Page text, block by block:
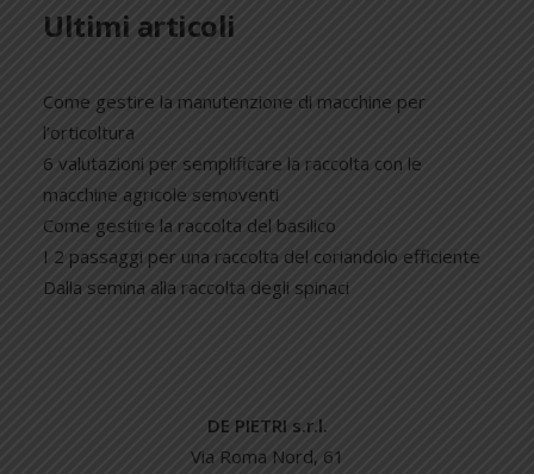
Ultimi articoli
Come gestire la manutenzione di macchine per
l’orticoltura
6 valutazioni per semplificare la raccolta con le
macchine agricole semoventi
Come gestire la raccolta del basilico
I 2 passaggi per una raccolta del coriandolo efficiente
Dalla semina alla raccolta degli spinaci
DE PIETRI s.r.l.
Via Roma Nord, 61